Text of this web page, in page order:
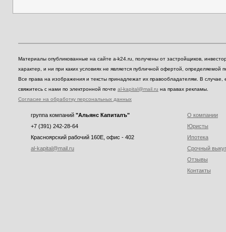
Материалы опубликованные на сайте a-k24.ru, получены от застройщиков,
характер, и ни при каких условиях не является публичной офертой,
Все права на изображения и тексты принадлежат их правообладателям. В
свяжитесь с нами по электронной почте al-kapital@mail.ru на правах рекламы.
Согласие на обработку персональных данных
группа компаний "Альянс Капиталъ"
+7 (391) 242-28-64
Красноярский рабочий 160E, офис - 402
al-kapital@mail.ru
О компании
Юристы
Ипотека
Срочный
Отзывы
Контакты